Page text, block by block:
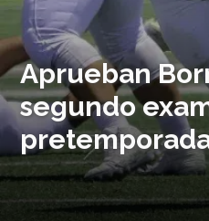
Aprueban
segundo